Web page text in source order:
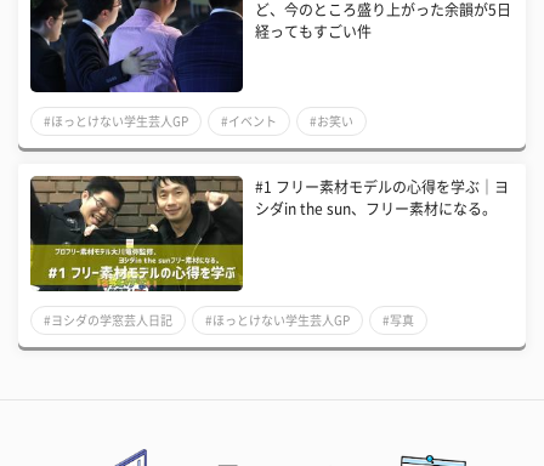
ど、今のところ盛り上がった余韻が5日
経ってもすごい件
#ほっとけない学生芸人GP #イベント #お笑い
#1 フリー素材モデルの心得を学ぶ｜ヨ
シダin the sun、フリー素材になる。
#ヨシダの学窓芸人日記 #ほっとけない学生芸人GP #写真